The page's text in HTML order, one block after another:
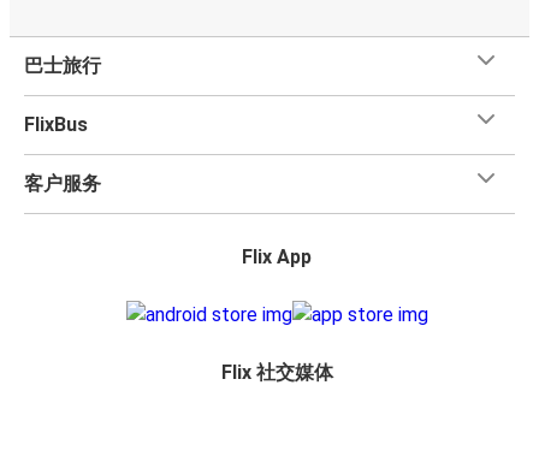
巴士旅行
FlixBus
客户服务
Flix App
Flix 社交媒体